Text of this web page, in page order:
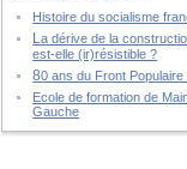
Histoire du socialisme
La dérive de la
est-elle (ir)résistible ?
80 ans du Front Populaire
Ecole de formation de
Gauche